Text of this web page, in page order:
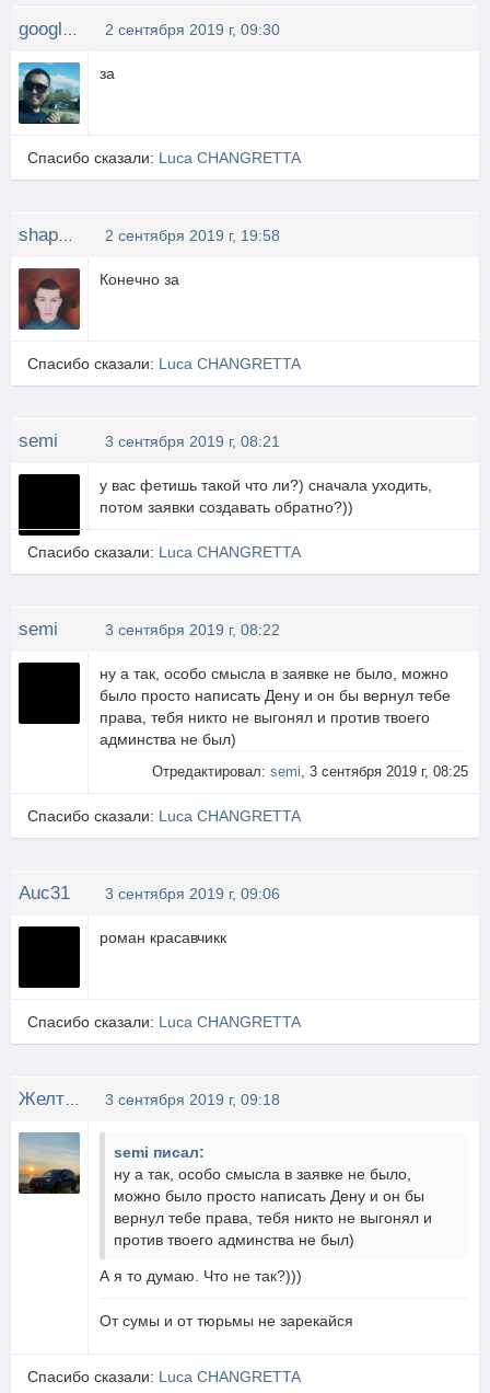
2 сентября 2019 г, 09:30
за
Спасибо сказали: Luca CHANGRETTA
2 сентября 2019 г, 19:58
Конечно за
Спасибо сказали: Luca CHANGRETTA
semi 3 сентября 2019 г, 08:21
у вас фетишь такой что ли?) сначала уходить,
потом заявки создавать обратно?))
Спасибо сказали: Luca CHANGRETTA
semi 3 сентября 2019 г, 08:22
ну а так, особо смысла в заявке не было, можно
было просто написать Дену и он бы вернул тебе
права, тебя никто не выгонял и против твоего
админства не был)
Отредактировал: semi, 3 сентября 2019 г, 08:25
Спасибо сказали: Luca CHANGRETTA
Auc31 3 сентября 2019 г, 09:06
роман красавчикк
Спасибо сказали: Luca CHANGRETTA
3 сентября 2019 г, 09:18
semi писал:
ну а так, особо смысла в заявке не было,
можно было просто написать Дену и он бы
вернул тебе права, тебя никто не выгонял и
против твоего админства не был)
А я то думаю. Что не так?)))
От сумы и от тюрьмы не зарекайся
Спасибо сказали: Luca CHANGRETTA